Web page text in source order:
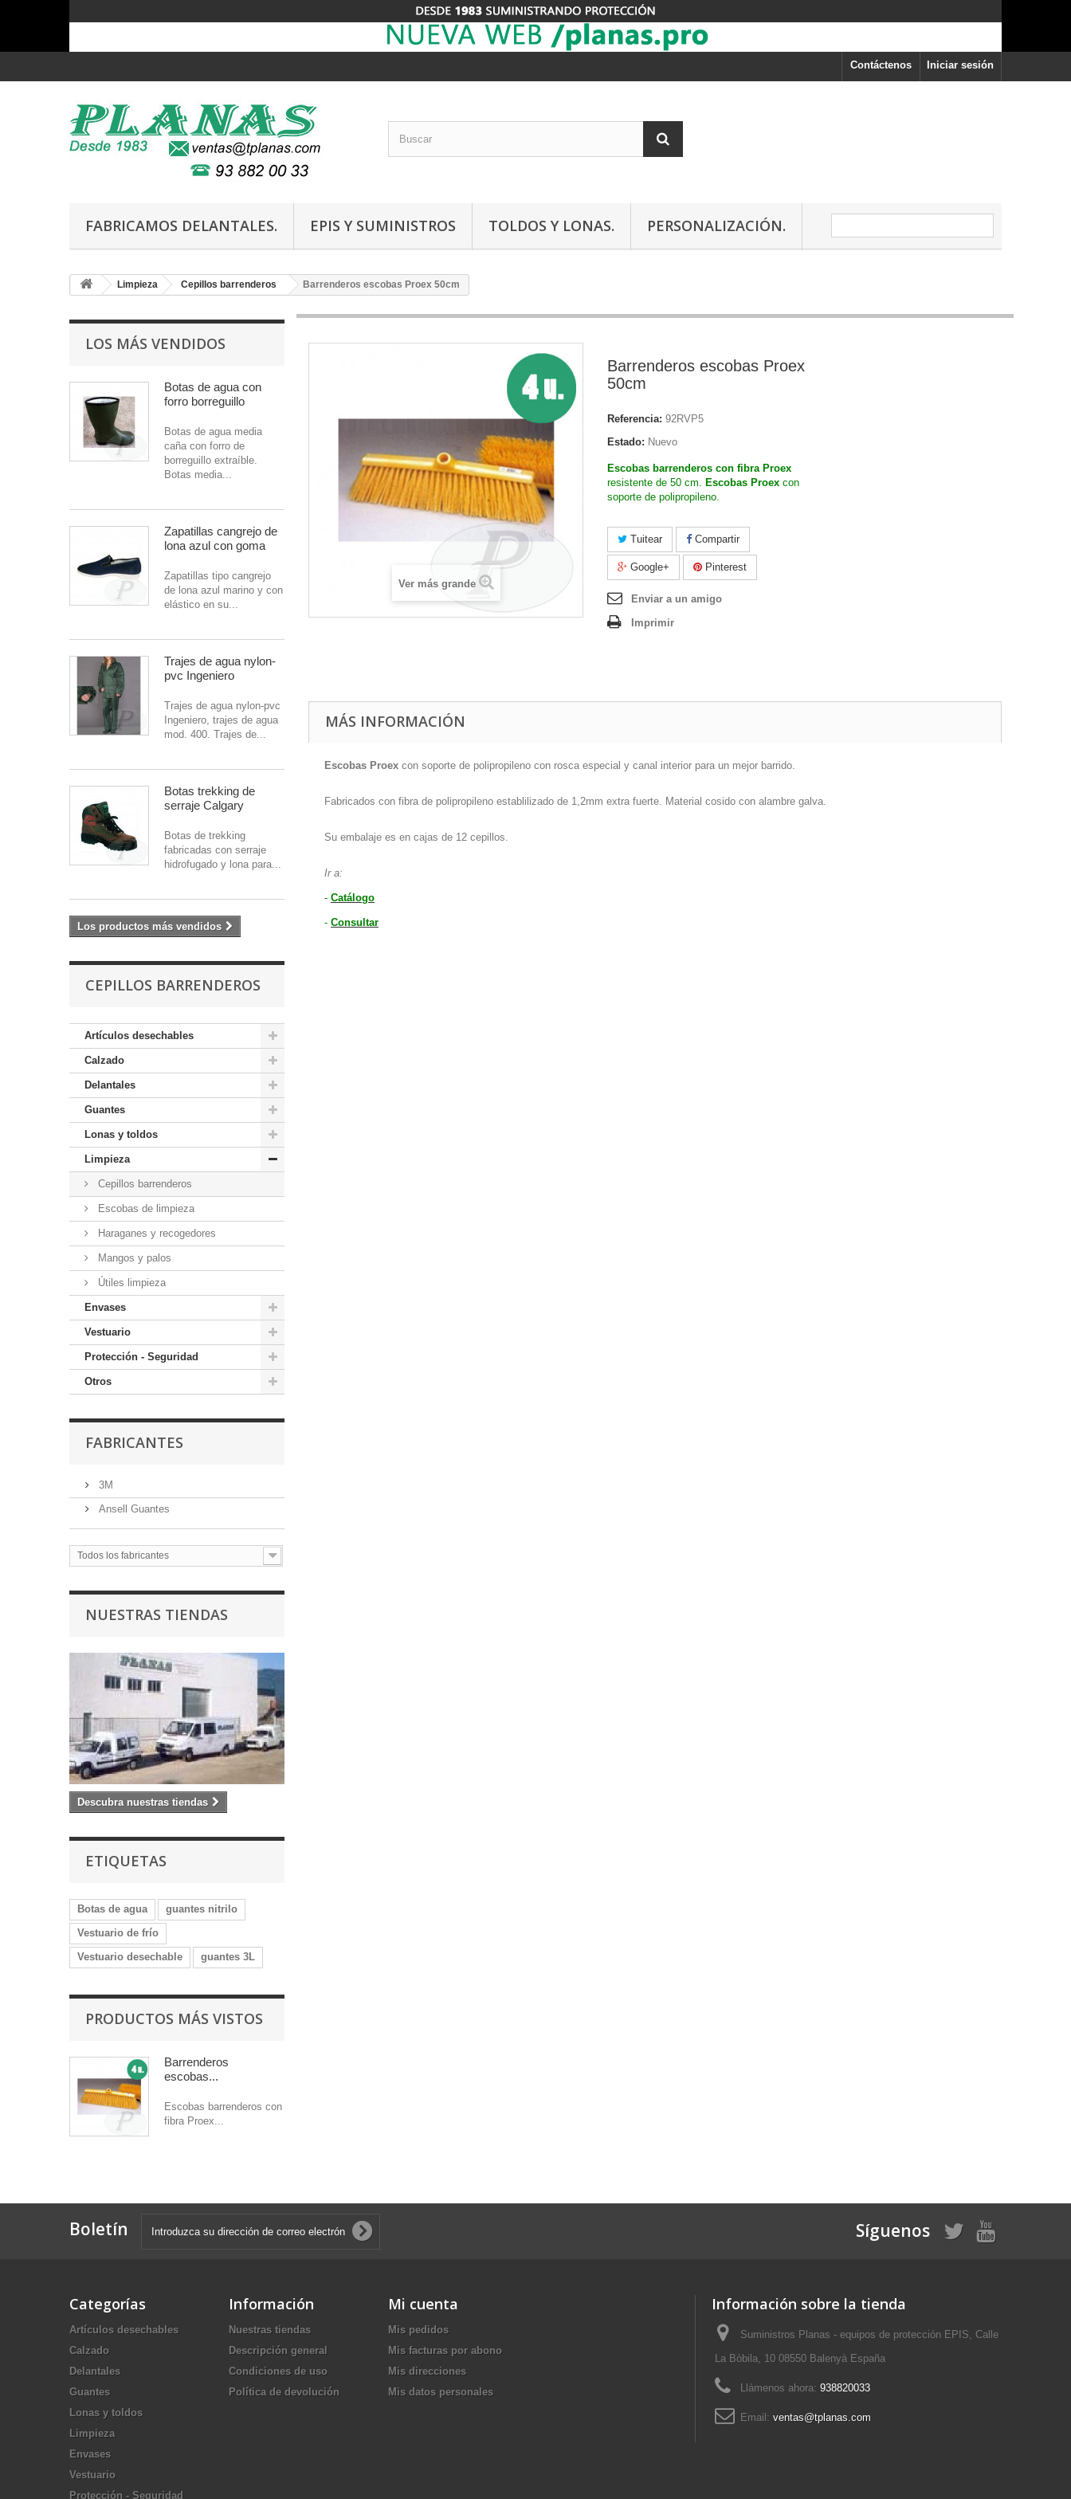
Iniciar sesión
Contáctenos
FABRICAMOS DELANTALES. EPIS Y SUMINISTROS TOLDOS Y LONAS. PERSONALIZACIÓN.
Limpieza Cepillos barrenderos Barrenderos escobas Proex 50cm
LOS MÁS VENDIDOS
Botas de agua con
forro borreguillo
Botas de agua media
caña con forro de
borreguillo extraíble.
Botas media...
Zapatillas cangrejo de
lona azul con goma
Zapatillas tipo cangrejo
de lona azul marino y con
elástico en su...
Trajes de agua nylon-
pvc Ingeniero
Trajes de agua nylon-pvc
Ingeniero, trajes de agua
mod. 400. Trajes de...
Botas trekking de
serraje Calgary
Botas de trekking
fabricadas con serraje
hidrofugado y lona para...
Los productos más vendidos
CEPILLOS BARRENDEROS
Artículos desechables
Calzado
Delantales
Guantes
Lonas y toldos
Limpieza
Cepillos barrenderos
Escobas de limpieza
Haraganes y recogedores
Mangos y palos
Útiles limpieza
Envases
Vestuario
Protección - Seguridad
Otros
FABRICANTES
3M
Ansell Guantes
Todos los fabricantes
NUESTRAS TIENDAS
Descubra nuestras tiendas
ETIQUETAS
Botas de agua
guantes nitrilo
Vestuario de frío
Vestuario desechable
guantes 3L
PRODUCTOS MÁS VISTOS
Barrenderos
escobas...
Escobas barrenderos con
fibra Proex...
Ver más grande
Barrenderos escobas Proex
50cm
Referencia: 92RVP5
Estado: Nuevo
Escobas barrenderos con fibra Proex
resistente de 50 cm. Escobas Proex con
soporte de polipropileno.
Tuitear Compartir
Google+ Pinterest
Enviar a un amigo
Imprimir
MÁS INFORMACIÓN
Escobas Proex con soporte de polipropileno con rosca especial y canal interior para un mejor barrido.
Fabricados con fibra de polipropileno establilizado de 1,2mm extra fuerte. Material cosido con alambre galva.
Su embalaje es en cajas de 12 cepillos.
Ir a:
- Catálogo
- Consultar
Boletín Síguenos
Categorías
Artículos desechables
Calzado
Delantales
Guantes
Lonas y toldos
Limpieza
Envases
Vestuario
Protección - Seguridad
Información
Nuestras tiendas
Descripción general
Condiciones de uso
Política de devolución
Mi cuenta
Mis pedidos
Mis facturas por abono
Mis direcciones
Mis datos personales
Información sobre la tienda
Suministros Planas - equipos de protección EPIS, Calle
La Bòbila, 10 08550 Balenyà España
Llámenos ahora: 938820033
Email: ventas@tplanas.com